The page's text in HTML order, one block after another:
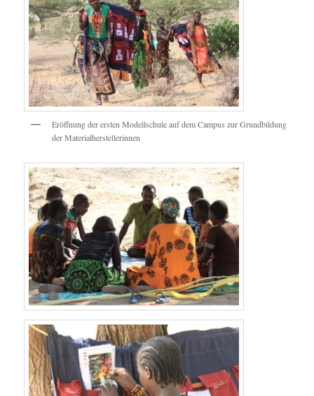
Eröffnung der ersten Modellschule auf dem Campus zur Grundbildung
der Materialherstellerinnen